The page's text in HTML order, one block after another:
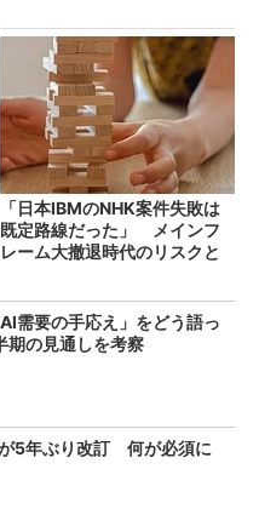
「日本IBMのNHK案件失敗は
既定路線だった」 メインフ
レーム大撤退時代のリスクと
需要の手応え」をどう語っ
の見通しを考察
5年ぶり改訂 何が必須に